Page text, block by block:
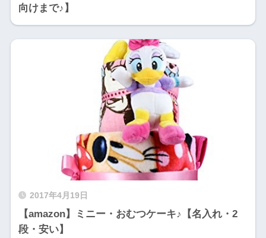
向けまで♪】
2017年4月19日
【amazon】ミニー・おむつケーキ♪【名入れ・2
段・安い】